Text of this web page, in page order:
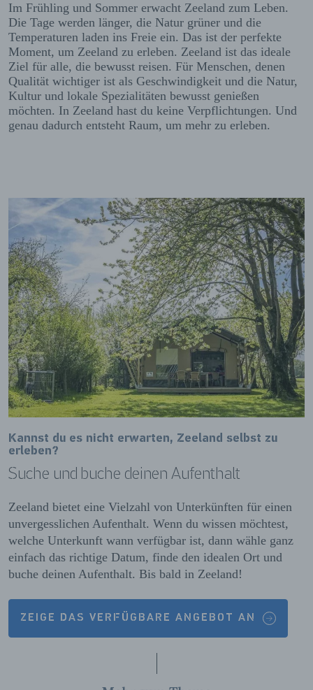
Im Frühling und Sommer erwacht Zeeland zum Leben.
Die Tage werden länger, die Natur grüner und die
Temperaturen laden ins Freie ein. Das ist der perfekte
Moment, um Zeeland zu erleben. Zeeland ist das ideale
Ziel für alle, die bewusst reisen. Für Menschen, denen
Qualität wichtiger ist als Geschwindigkeit und die Natur,
Kultur und lokale Spezialitäten bewusst genießen
möchten. In Zeeland hast du keine Verpflichtungen. Und
genau dadurch entsteht Raum, um mehr zu erleben.
Kannst du es nicht erwarten, Zeeland selbst zu
erleben?
Suche und buche deinen Aufenthalt
Zeeland bietet eine Vielzahl von Unterkünften für einen
unvergesslichen Aufenthalt. Wenn du wissen möchtest,
welche Unterkunft wann verfügbar ist, dann wähle ganz
einfach das richtige Datum, finde den idealen Ort und
buche deinen Aufenthalt. Bis bald in Zeeland!
ZEIGE DAS VERFÜGBARE ANGEBOT AN